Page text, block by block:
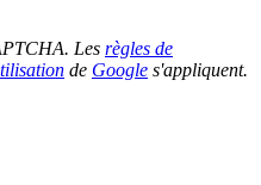
Les règles de
de Google s'appliquent.